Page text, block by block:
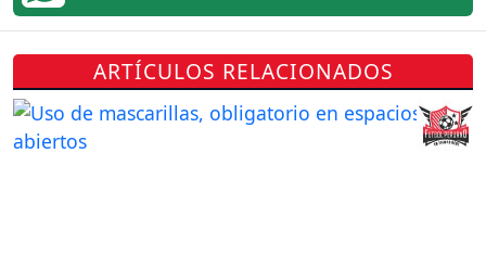
ARTÍCULOS RELACIONADOS